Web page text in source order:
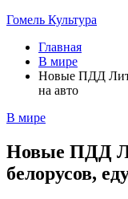
Гомель Культура
Главная
В мире
Новые ПДД
на авто
В мире
Новые ПДД
белорусов,